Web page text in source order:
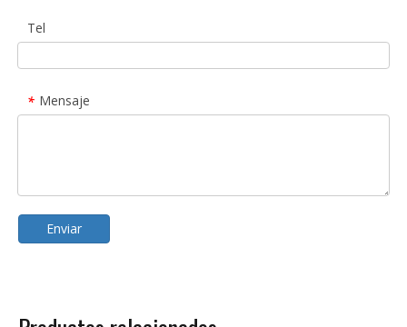
Tel
* Mensaje
Enviar